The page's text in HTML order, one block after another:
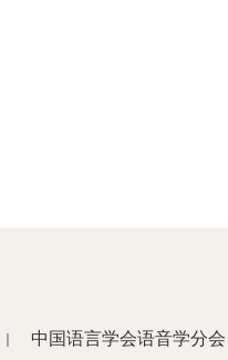
中国语言学会语音学分会